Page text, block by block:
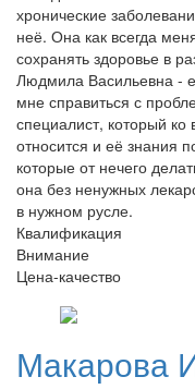
хронические
неё. Она как всегда
сохранять здоровье в
Людмила Васильевна -
мне справиться с
специалист, который
относится и её знания
которые от нечего
она без ненужных
в нужном русле.
Квалификация
Внимание
Цена-качество
Макарова